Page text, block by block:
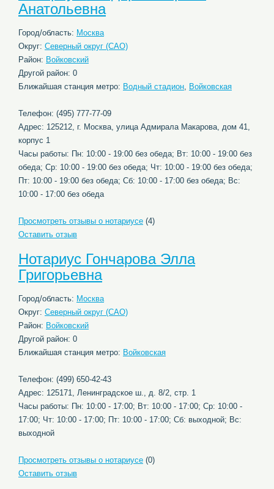
Анатольевна
Город/область: Москва
Округ: Северный округ (САО)
Район: Войковский
Другой район: 0
Ближайшая станция метро: Водный стадион, Войковская
Телефон: (495) 777-77-09
Адрес: 125212, г. Москва, улица Адмирала Макарова, дом 41,
корпус 1
Часы работы: Пн: 10:00 - 19:00 без обеда; Вт: 10:00 - 19:00 без
обеда; Ср: 10:00 - 19:00 без обеда; Чт: 10:00 - 19:00 без обеда;
Пт: 10:00 - 19:00 без обеда; Сб: 10:00 - 17:00 без обеда; Вс:
10:00 - 17:00 без обеда
Просмотреть отзывы о нотариусе (4)
Оставить отзыв
Нотариус Гончарова Элла
Григорьевна
Город/область: Москва
Округ: Северный округ (САО)
Район: Войковский
Другой район: 0
Ближайшая станция метро: Войковская
Телефон: (499) 650-42-43
Адрес: 125171, Ленинградское ш., д. 8/2, стр. 1
Часы работы: Пн: 10:00 - 17:00; Вт: 10:00 - 17:00; Ср: 10:00 -
17:00; Чт: 10:00 - 17:00; Пт: 10:00 - 17:00; Сб: выходной; Вс:
выходной
Просмотреть отзывы о нотариусе (0)
Оставить отзыв